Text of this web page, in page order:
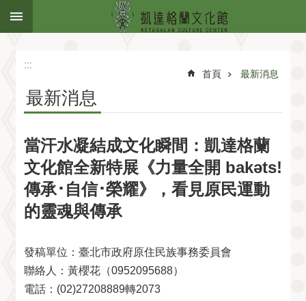
跳到主要內容區塊
:::
首頁 最新消息
最新消息
當汗水凝結成文化瞬間：凱達格蘭
文化館全新特展《力量全開 bakəts!
傳承･自信･榮耀》，看見原民運動
的靈魂與傳承
發稿單位：臺北市政府原住民族事務委員會
聯絡人：黃櫻花（0952095688）
電話：(02)27208889轉2073